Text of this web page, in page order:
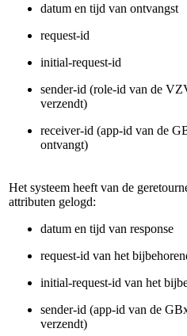
datum en tijd van ontvangst
request-id
initial-request-id
sender-id (role-id van de
verzendt)
receiver-id (app-id van de
ontvangt)
Het systeem heeft van de
attributen gelogd:
datum en tijd van response
request-id van het
initial-request-id van het
sender-id (app-id van de
verzendt)